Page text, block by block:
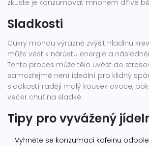
zkuste je konzumovat mnohem dříve
Sladkosti
Cukry mohou výrazně zvýšit hladinu
může vést k nárůstu energie a
Tento proces může tělo uvést do
samozřejmě není ideální pro klidný
sladkostí raději malý kousek ovoce,
večer chuť na sladké.
Tipy pro vyvážený
Vyhněte se konzumaci kofeinu